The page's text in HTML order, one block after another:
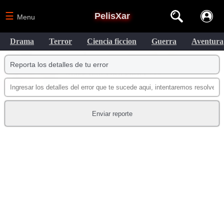
PelisXar
☰ Menu
Drama Terror Ciencia ficcion Guerra Aventura
Reporta los detalles de tu error